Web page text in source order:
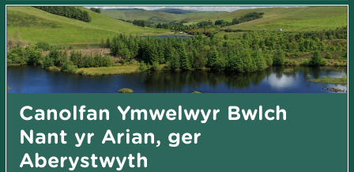
Canolfan Ymwelwyr Bwlch
Nant yr Arian, ger
Aberystwyth